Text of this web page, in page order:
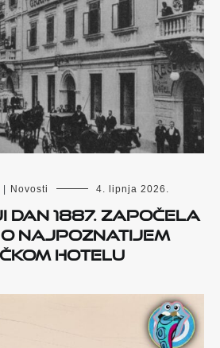
Novosti 4. lipnja 2026.
dan 1887. započela
najpoznatijem
hotelu